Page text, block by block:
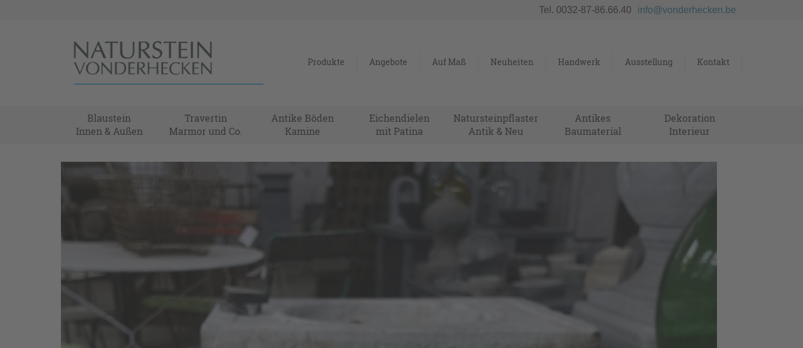
Tel. 0032-87-86.66.40 info@vonderhecken.be
Produkte Angebote Auf Maß Neuheiten Handwerk Ausstellung Kontakt
Blaustein
Innen & Außen
Travertin
Marmor und Co.
Antike Böden
Kamine
Eichendielen
mit Patina
Natursteinpflaster
Antik & Neu
Antikes
Baumaterial
Dekoration
Interieur